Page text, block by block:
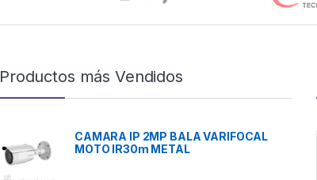
Productos más Vendidos
CAMARA IP 2MP BALA VARIFOCAL
MOTO IR30m METAL